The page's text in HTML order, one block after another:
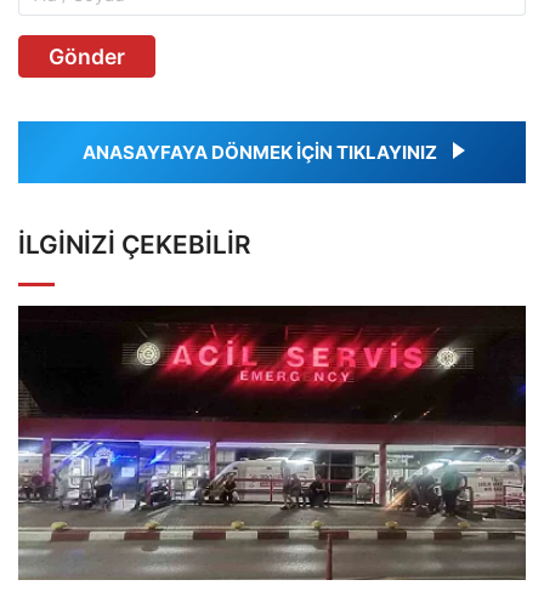
Gönder
ANASAYFAYA DÖNMEK İÇİN TIKLAYINIZ
İLGINIZI ÇEKEBILIR